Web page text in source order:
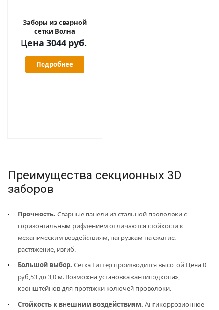
Заборы из сварной
сетки Волна
Цена 3044 руб.
Подробнее
Преимущества секционных 3D
заборов
Прочность. Сварные панели из стальной проволоки с
горизонтальным рифлением отличаются стойкости к
механическим воздействиям, нагрузкам на сжатие,
растяжение, изгиб.
Большой выбор. Сетка Гиттер производится высотой Цена 0
руб,53 до 3,0 м. Возможна установка «антиподкопа»,
кронштейнов для протяжки колючей проволоки.
Стойкость к внешним воздействиям. Антикоррозионное